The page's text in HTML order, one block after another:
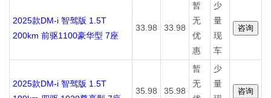
2025款DM-i 智驾版 1.5T
200km 前驱1100豪华型 7座
33.98 33.98
暂
无
优
惠
少
量
现
车
2025款DM-i 智驾版 1.5T
35.98 35.98
暂
无
少
量